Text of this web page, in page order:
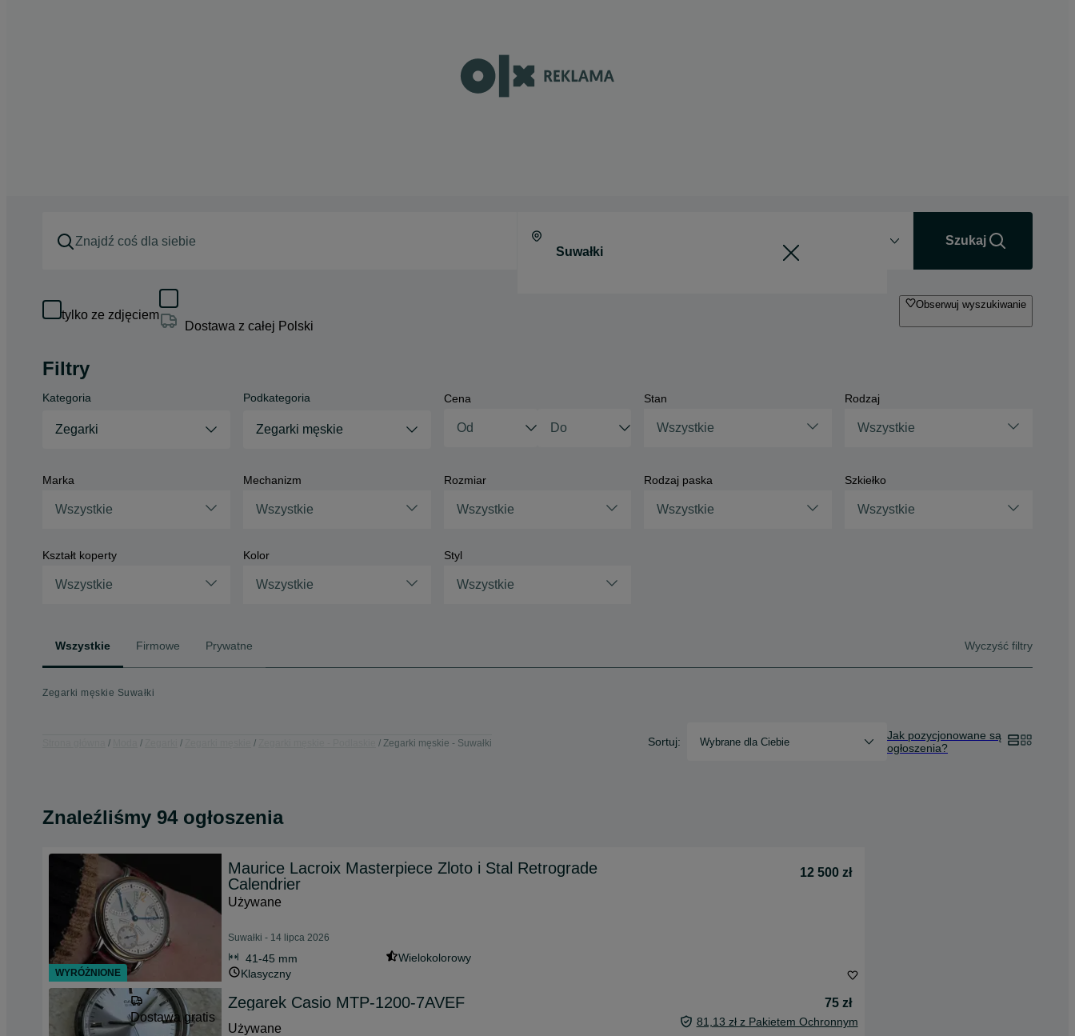
Szukaj
tylko ze zdjęciem
Dostawa z całej Polski
Obserwuj wyszukiwanie
Filtry
Kategoria
Zegarki
Podkategoria
Zegarki męskie
Cena Stan
Wszystkie
Rodzaj
Wszystkie
Marka
Wszystkie
Mechanizm
Wszystkie
Rozmiar
Wszystkie
Rodzaj paska
Wszystkie
Szkiełko
Wszystkie
Kształt koperty
Wszystkie
Kolor
Wszystkie
Styl
Wszystkie
Wszystkie Firmowe Prywatne Wyczyść filtry
Zegarki męskie Suwałki
Zegarki męskie - Suwałki Sortuj: Wybrane dla Ciebie
Jak pozycjonowane są
ogłoszenia?
Znaleźliśmy 94 ogłoszenia
Maurice Lacroix Masterpiece Zloto i Stal Retrograde
Calendrier
12 500 zł
Używane
Suwałki - 14 lipca 2026
41-45 mm
Wielokolorowy
Klasyczny
Dostawa gratis
Zegarek Casio MTP-1200-7AVEF
75 zł
Używane
81,13 zł z Pakietem Ochronnym
WYRÓŻNIONE